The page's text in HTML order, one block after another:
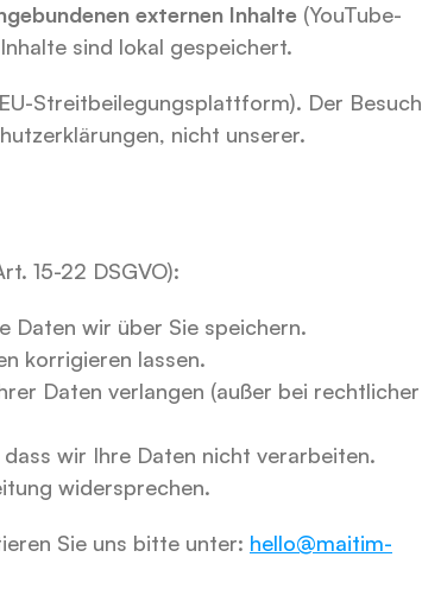
externen Inhalte (YouTube-
sind lokal gespeichert.
Streitbeilegungsplattform). Der Besuch
nicht unserer.
15-22 DSGVO):
Daten wir über Sie speichern.
korrigieren lassen.
Daten verlangen (außer bei rechtlicher
dass wir Ihre Daten nicht verarbeiten.
widersprechen.
Sie uns bitte unter: hello@maitim-